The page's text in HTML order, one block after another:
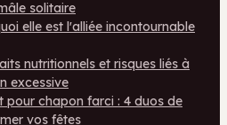
solitaire
elle est l'alliée incontournable
nutritionnels et risques liés à
excessive
pour chapon farci : 4 duos de
vos fêtes